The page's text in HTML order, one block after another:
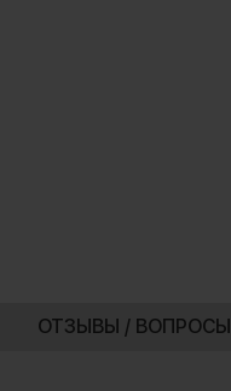
ОТЗЫВЫ / ВОПРОСЫ